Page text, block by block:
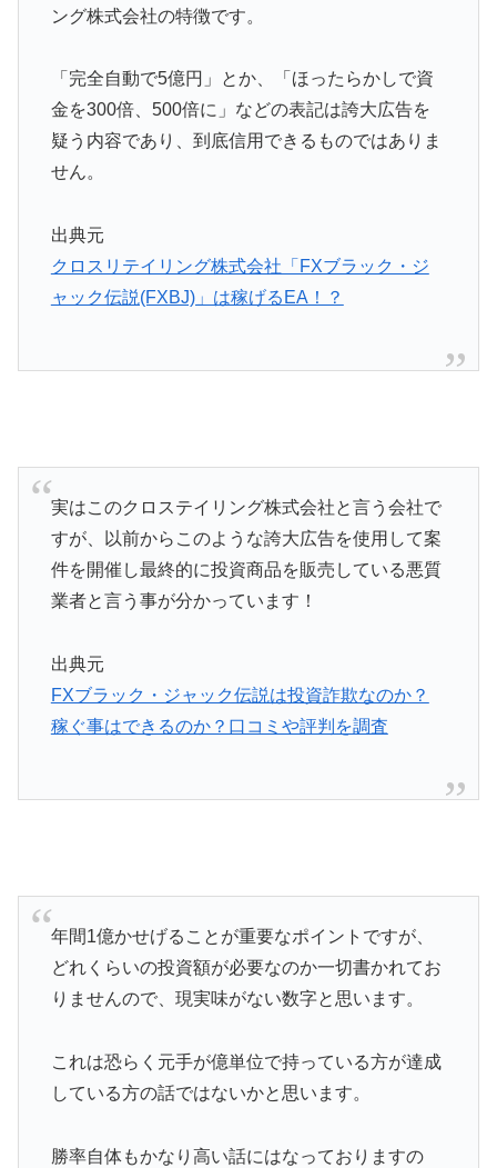
ング株式会社の特徴です。
「完全自動で5億円」とか、「ほったらかしで資
金を300倍、500倍に」などの表記は誇大広告を
疑う内容であり、到底信用できるものではありま
せん。
出典元
クロスリテイリング株式会社「FXブラック・ジ
ャック伝説(FXBJ)」は稼げるEA！？
実はこのクロステイリング株式会社と言う会社で
すが、以前からこのような誇大広告を使用して案
件を開催し最終的に投資商品を販売している悪質
業者と言う事が分かっています！
出典元
FXブラック・ジャック伝説は投資詐欺なのか？
稼ぐ事はできるのか？口コミや評判を調査
年間1億かせげることが重要なポイントですが、
どれくらいの投資額が必要なのか一切書かれてお
りませんので、現実味がない数字と思います。
これは恐らく元手が億単位で持っている方が達成
している方の話ではないかと思います。
勝率自体もかなり高い話にはなっておりますの